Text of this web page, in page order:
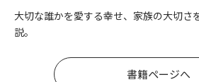
大切な誰かを愛する幸せ、家族の大切さ
説。
書籍ページへ